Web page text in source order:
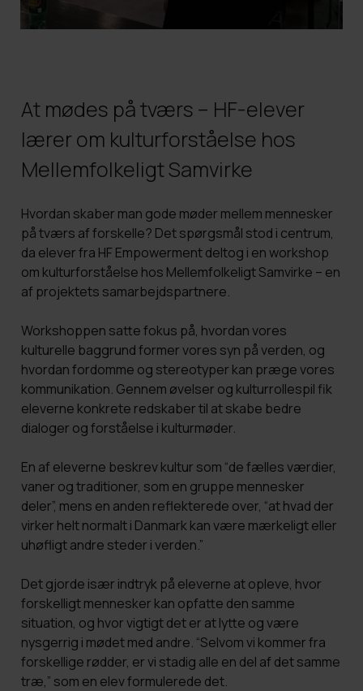
At mødes på tværs – HF-elever
lærer om kulturforståelse hos
Mellemfolkeligt Samvirke
Hvordan skaber man gode møder mellem mennesker
på tværs af forskelle? Det spørgsmål stod i centrum,
da elever fra HF Empowerment deltog i en workshop
om kulturforståelse hos Mellemfolkeligt Samvirke – en
af projektets samarbejdspartnere.
Workshoppen satte fokus på, hvordan vores
kulturelle baggrund former vores syn på verden, og
hvordan fordomme og stereotyper kan præge vores
kommunikation. Gennem øvelser og kulturrollespil fik
eleverne konkrete redskaber til at skabe bedre
dialoger og forståelse i kulturmøder.
En af eleverne beskrev kultur som “de fælles værdier,
vaner og traditioner, som en gruppe mennesker
deler”, mens en anden reflekterede over, “at hvad der
virker helt normalt i Danmark kan være mærkeligt eller
uhøfligt andre steder i verden.”
Det gjorde især indtryk på eleverne at opleve, hvor
forskelligt mennesker kan opfatte den samme
situation, og hvor vigtigt det er at lytte og være
nysgerrig i mødet med andre. “Selvom vi kommer fra
forskellige rødder, er vi stadig alle en del af det samme
træ,” som en elev formulerede det.
Merit
Studievalg København
HF PLUS
FVU dansk til SOSU og Sundhed
It-regler og adfærd
Find lokalet
Organisationsdiagram
Årsrapporter